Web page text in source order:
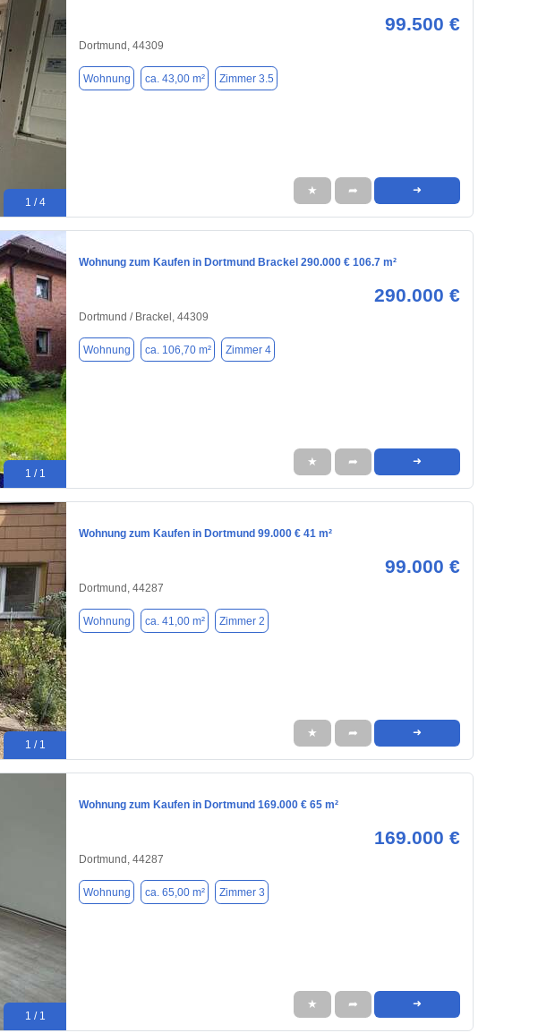
1 / 4
99.500 €
Dortmund, 44309
Wohnung ca. 43,00 m² Zimmer 3.5
★ ➦ ➜
1 / 1
Wohnung zum Kaufen in Dortmund Brackel 290.000 € 106.7 m²
290.000 €
Dortmund / Brackel, 44309
Wohnung ca. 106,70 m² Zimmer 4
★ ➦ ➜
1 / 1
Wohnung zum Kaufen in Dortmund 99.000 € 41 m²
99.000 €
Dortmund, 44287
Wohnung ca. 41,00 m² Zimmer 2
★ ➦ ➜
1 / 1
Wohnung zum Kaufen in Dortmund 169.000 € 65 m²
169.000 €
Dortmund, 44287
Wohnung ca. 65,00 m² Zimmer 3
★ ➦ ➜